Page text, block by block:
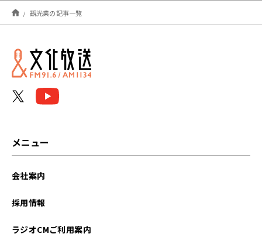
2025年06月
2024年10月
観光業の記事一覧
メニュー
会社案内
採用情報
ラジオCMご利用案内